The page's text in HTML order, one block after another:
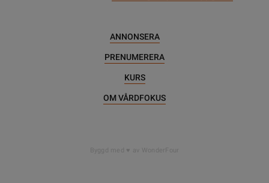
ANNONSERA
PRENUMERERA
KURS
OM VÅRDFOKUS
Byggd med av WonderFour